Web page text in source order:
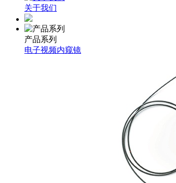
关于我们
产品系列
电子视频内窥镜